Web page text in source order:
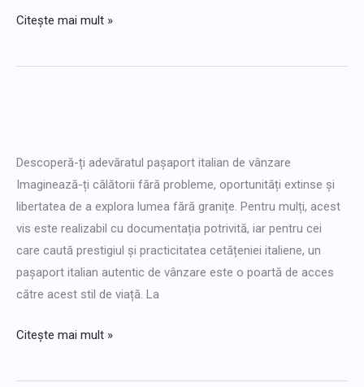
Citește mai mult »
Descoperă-ți adevăratul pașaport italian de vânzare
Imaginează-ți călătorii fără probleme, oportunități extinse și
libertatea de a explora lumea fără granițe. Pentru mulți, acest
vis este realizabil cu documentația potrivită, iar pentru cei
care caută prestigiul și practicitatea cetățeniei italiene, un
pașaport italian autentic de vânzare este o poartă de acces
către acest stil de viață. La
real
de
vânzare
Citește mai mult »